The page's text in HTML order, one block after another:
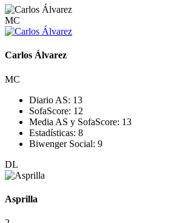
MC
Carlos Álvarez
MC
Diario AS: 13
SofaScore: 12
Media AS y SofaScore: 13
Estadísticas: 8
Biwenger Social: 9
DL
Asprilla